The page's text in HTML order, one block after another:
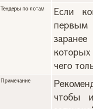
Тендеры по лотам
Если
первым
чего
Примечание
чтобы